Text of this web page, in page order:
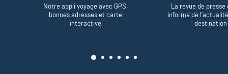
Notre appli voyage avec GPS,
bonnes adresses et carte
interactive
La revue de presse
informe de
destination